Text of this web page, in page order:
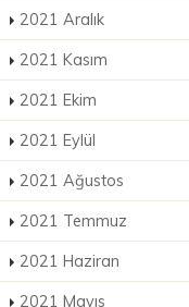
2021 Aralık
2021 Kasım
2021 Ekim
2021 Eylül
2021 Ağustos
2021 Temmuz
2021 Haziran
2021 Mayıs